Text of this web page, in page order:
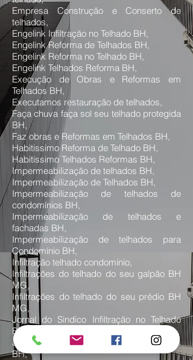
Empresa Construção e Conserto de
telhados,
Engelink Infiltração no Telhado BH,
Engelink Reforma de Telhados BH,
Engelink Reforma no Telhado BH,
Engelink Telhados Reforma BH,
Execução de Obras e Reformas em
Telhados BH,
Executamos restauração de telhados,
Faça chuva faça sol seu telhado protegida
BH,
Faz obras e Reformas em Telhados BH,
Habitissimo Reforma de Telhado BH,
Habitissimo Telhados Reformas BH,
Impermeabilização de telhados BH,
Impermeabilização de Telhados BH,
Impermeabilização de telhados de
condomínios BH,
Impermeabilização de telhados e
fachadas BH,
Impermeabilização de telhados para
Condomínio BH,
Infiltração telhado condomínio,
Infiltrações do telhado do seu galpão BH
MG,
Infiltrações do telhado do seu prédio BH
MG,
Jornal do Sindico Infiltração no Telhado
BH,
Jornal do Sindico Reforma no Telhados
BH,